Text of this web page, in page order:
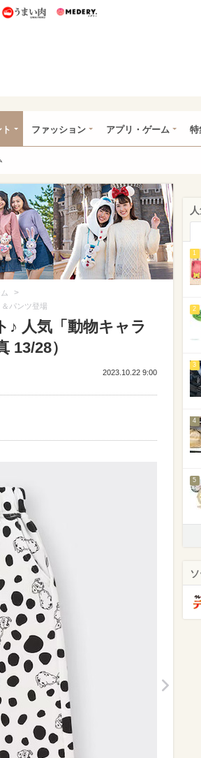
うまいパン うまい肉
ファッション アプリ・ゲーム 特
>
パンツ登場
♪ 人気「動物キャラ
13/28）
2023.10.22 9:00
1
2
3
4
5